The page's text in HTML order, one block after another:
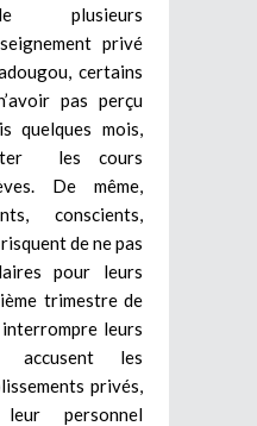
plusieurs
privé
certains
pas perçu
quelques mois,
les cours
De même,
conscients,
de ne pas
pour leurs
trimestre de
leurs
accusent les
privés,
personnel